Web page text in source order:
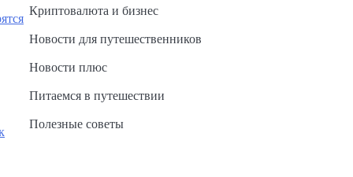
Криптовалюта и бизнес
Новости для путешественников
Новости плюс
Питаемся в путешествии
Полезные советы